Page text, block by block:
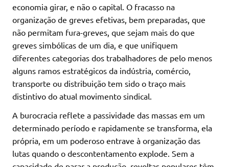
economia girar, e não o capital. O fracasso na
organização de greves efetivas, bem preparadas, que
não permitam fura-greves, que sejam mais do que
greves simbólicas de um dia, e que unifiquem
diferentes categorias dos trabalhadores de pelo menos
alguns ramos estratégicos da indústria, comércio,
transporte ou distribuição tem sido o traço mais
distintivo do atual movimento sindical.
A burocracia reflete a passividade das massas em um
determinado período e rapidamente se transforma, ela
própria, em um poderoso entrave à organização das
lutas quando o descontentamento explode. Sem a